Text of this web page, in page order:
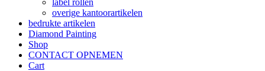
label rollen
overige kantoorartikelen
bedrukte artikelen
Diamond Painting
Shop
CONTACT OPNEMEN
Cart